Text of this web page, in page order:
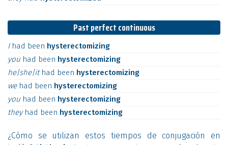
Past perfect continuous
I had been hysterectomizing
you had been hysterectomizing
he|she|it had been hysterectomizing
we had been hysterectomizing
you had been hysterectomizing
they had been hysterectomizing
¿Cómo se utilizan estos tiempos de conjugación en